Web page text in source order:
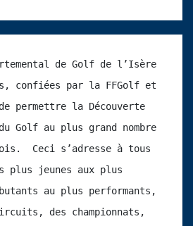
confiées par la FFGolf et
permettre la Découverte
Golf au plus grand nombre
Ceci s’adresse à tous
plus jeunes aux plus
au plus performants,
des championnats,